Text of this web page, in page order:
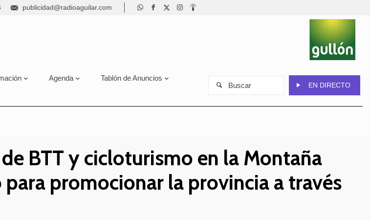
publicidad@radioaguilar.com
Agenda Tablón de Anuncios
EN DIRECTO
BTT y cicloturismo en la Montaña
para promocionar la provincia a través